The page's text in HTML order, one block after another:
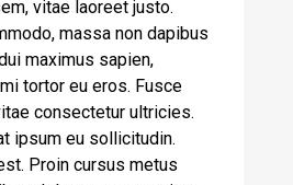
vitae laoreet justo.
massa non dapibus
maximus sapien,
tortor eu eros. Fusce
consectetur ultricies.
ipsum eu sollicitudin.
Proin cursus metus